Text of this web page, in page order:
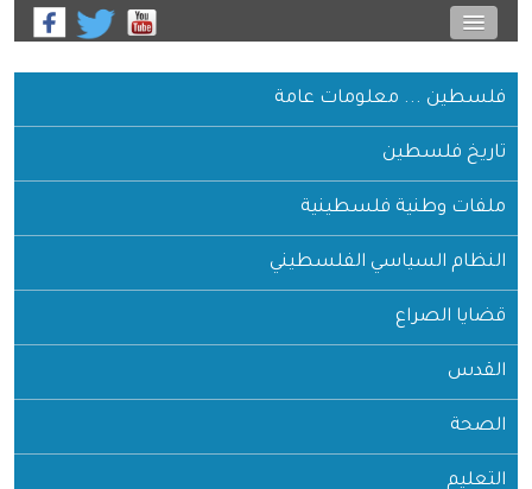
فلسطين ... معلومات عامة
تاريخ فلسطين
ملفات وطنية فلسطينية
النظام السياسي الفلسطيني
قضايا الصراع
القدس
الصحة
التعليم